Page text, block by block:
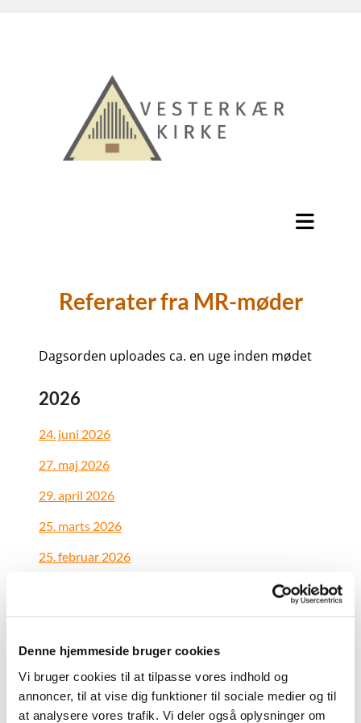
Denne hjemmeside bruger cookies
Vi bruger cookies til at tilpasse vores indhold og
annoncer, til at vise dig funktioner til sociale medier og til
at analysere vores trafik. Vi deler også oplysninger om
Referater fra MR-møder
Dagsorden uploades ca. en uge inden mødet
2026
24. juni 2026
27. maj 2026
29. april 2026
25. marts 2026
25. februar 2026
2025
26. november 2025